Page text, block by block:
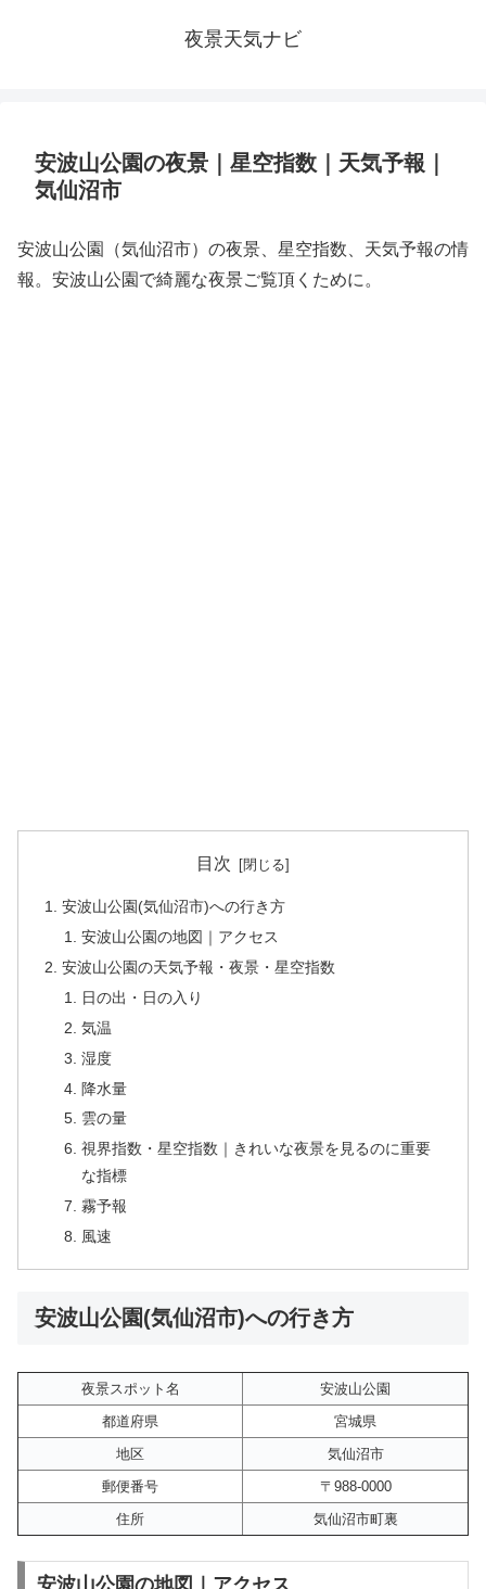
夜景天気ナビ
安波山公園の夜景｜星空指数｜天気予報｜
気仙沼市
安波山公園（気仙沼市）の夜景、星空指数、天気予報の情
報。安波山公園で綺麗な夜景ご覧頂くために。
目次
安波山公園(気仙沼市)への行き方
安波山公園の地図｜アクセス
安波山公園の天気予報・夜景・星空指数
日の出・日の入り
気温
湿度
降水量
雲の量
視界指数・星空指数｜きれいな夜景を見るのに重要
な指標
霧予報
風速
安波山公園(気仙沼市)への行き方
夜景スポット名
安波山公園
都道府県
宮城県
地区
気仙沼市
郵便番号
〒988-0000
住所
気仙沼市町裏